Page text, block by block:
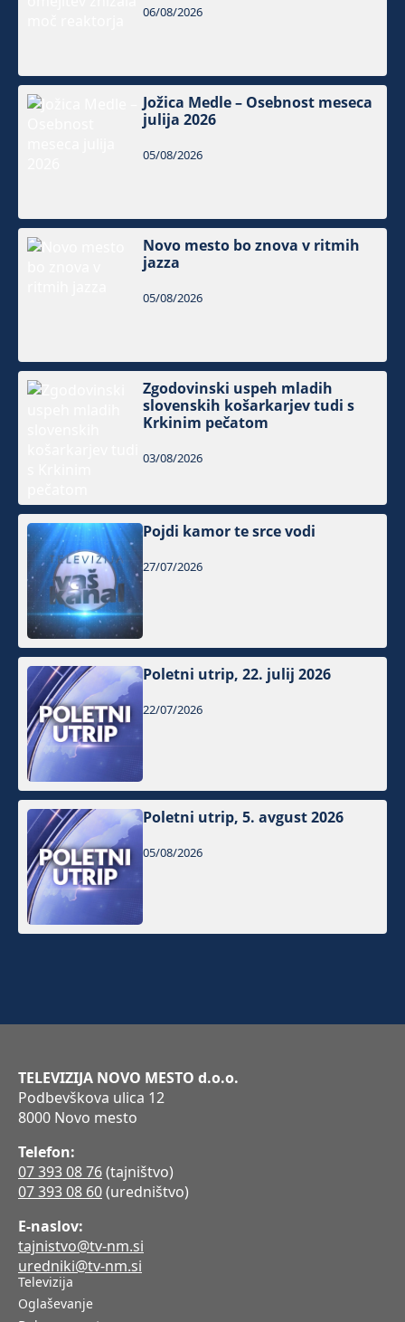
06/08/2026
Jožica Medle – Osebnost meseca
julija 2026
05/08/2026
Novo mesto bo znova v ritmih
jazza
05/08/2026
Zgodovinski uspeh mladih
slovenskih košarkarjev tudi s
Krkinim pečatom
03/08/2026
Pojdi kamor te srce vodi
27/07/2026
Poletni utrip, 22. julij 2026
22/07/2026
Poletni utrip, 5. avgust 2026
05/08/2026
TELEVIZIJA NOVO MESTO d.o.o.
Podbevškova ulica 12
8000 Novo mesto
Telefon:
07 393 08 76(tajništvo)
07 393 08 60(uredništvo)
E-naslov:
tajnistvo@tv-nm.si
uredniki@tv-nm.si
Televizija
Oglaševanje